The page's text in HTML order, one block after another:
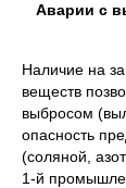
Аварии с
Наличие на
веществ
выбросом
опасность
(соляной,
1-й